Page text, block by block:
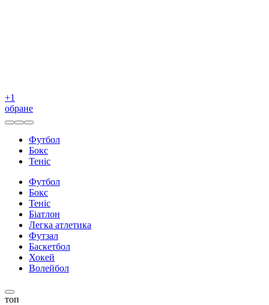
+1
обране
Футбол
Бокс
Теніс
Футбол
Бокс
Теніс
Біатлон
Легка атлетика
Футзал
Баскетбол
Хокей
Волейбол
топ